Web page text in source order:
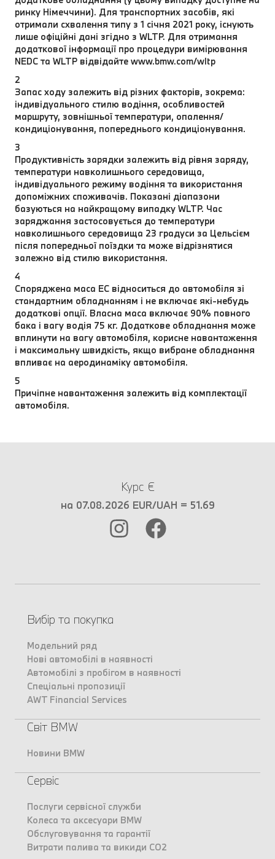
ринку Німеччини). Для транспортних засобів, які
отримали схвалення типу з 1 січня 2021 року, існують
лише офіційні дані згідно з WLTP. Для отримання
додаткової інформації про процедури вимірювання
NEDC та WLTP відвідайте www.bmw.com/wltp
2
Запас ходу залежить від різних факторів, зокрема:
індивідуального стилю водіння, особливостей
маршруту, зовнішньої температури, опалення/
кондиціонування, попереднього кондиціонування.
3
Продуктивність зарядки залежить від рівня заряду,
температури навколишнього середовища,
індивідуального режиму водіння та використання
допоміжних споживачів. Показані діапазони
базуються на найкращому випадку WLTP. Час
заряджання застосовується до температури
навколишнього середовища 23 градуси за Цельсієм
після попередньої поїздки та може відрізнятися
залежно від стилю використання.
4
Споряджена маса EC відноситься до автомобіля зі
стандартним обладнанням і не включає які-небудь
додаткові опції. Власна маса включає 90% повного
бака і вагу водія 75 кг. Додаткове обладнання може
вплинути на вагу автомобіля, корисне навантаження
і максимальну швидкість, якщо вибране обладнання
впливає на аеродинаміку автомобіля.
5
Причіпне навантаження залежить від комплектації
автомобіля.
Курс €
на 07.08.2026 EUR/UAH = 51.69
Вибір та покупка
Модельний ряд
Нові автомобілі в наявності
Автомобілі з пробігом в наявності
Спеціальні пропозиції
AWT Financial Services
Світ BMW
Новини BMW
Сервіс
Послуги сервісної служби
Колеса та аксесуари BMW
Обслуговування та гарантії
Витрати палива та викиди CO2